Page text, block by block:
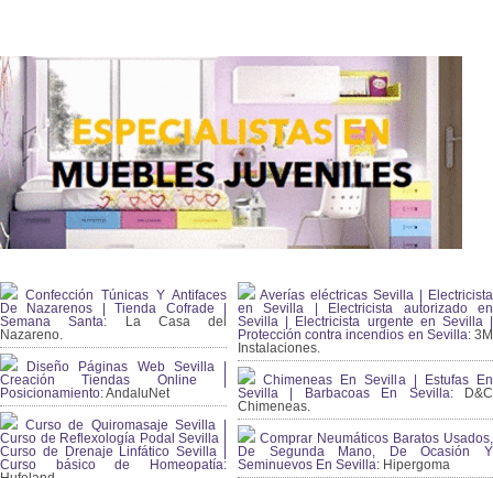
Confección Túnicas Y Antifaces
De Nazarenos | Tienda Cofrade |
Semana Santa: La Casa del
Nazareno.
Diseño Páginas Web Sevilla |
Creación Tiendas Online |
Posicionamiento:AndaluNet
Curso de Quiromasaje Sevilla |
Curso de Reflexología Podal Sevilla |
Curso de Drenaje Linfático Sevilla |
Curso básico de Homeopatía:
Averías eléctricas Sevilla | Electricista
en Sevilla | Electricista autorizado en
Sevilla | Electricista urgente en Sevilla |
Protección contra incendios en Sevilla:3M
Instalaciones.
Chimeneas En Sevilla | Estufas En
Sevilla | Barbacoas En Sevilla:D&C
Chimeneas.
Comprar Neumáticos Baratos Usados,
De Segunda Mano, De Ocasión Y
Seminuevos En Sevilla: Hipergoma